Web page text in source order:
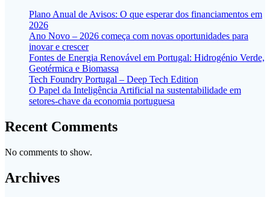
Plano Anual de Avisos: O que esperar dos financiamentos em
2026
Ano Novo – 2026 começa com novas oportunidades para
inovar e crescer
Fontes de Energia Renovável em Portugal: Hidrogénio Verde,
Geotérmica e Biomassa
Tech Foundry Portugal – Deep Tech Edition
O Papel da Inteligência Artificial na sustentabilidade em
setores-chave da economia portuguesa
Recent Comments
No comments to show.
Archives